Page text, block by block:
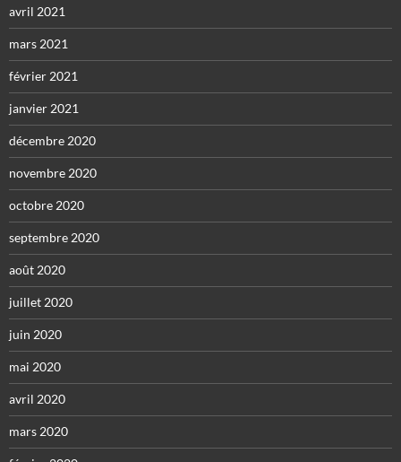
avril 2021
mars 2021
février 2021
janvier 2021
décembre 2020
novembre 2020
octobre 2020
septembre 2020
août 2020
juillet 2020
juin 2020
mai 2020
avril 2020
mars 2020